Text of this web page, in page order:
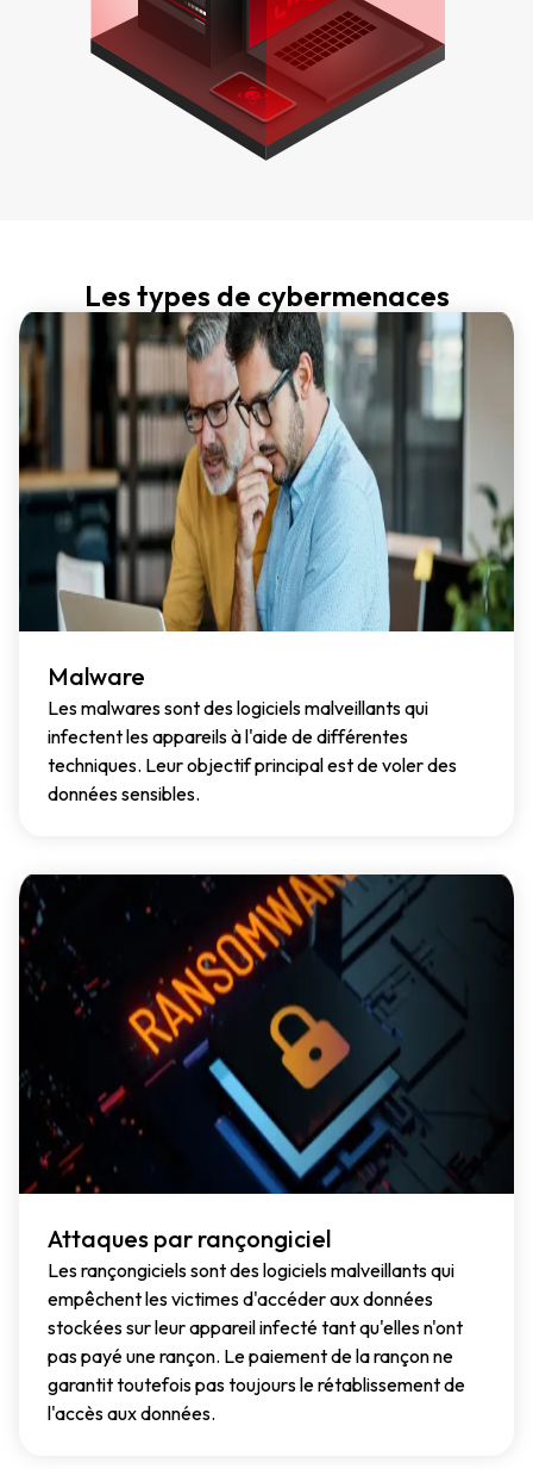
Les types de cybermenaces
Malware
Les malwares sont des logiciels malveillants qui
infectent les appareils à l'aide de différentes
techniques. Leur objectif principal est de voler des
données sensibles.
Attaques par rançongiciel
Les rançongiciels sont des logiciels malveillants qui
empêchent les victimes d'accéder aux données
stockées sur leur appareil infecté tant qu'elles n'ont
pas payé une rançon. Le paiement de la rançon ne
garantit toutefois pas toujours le rétablissement de
l'accès aux données.